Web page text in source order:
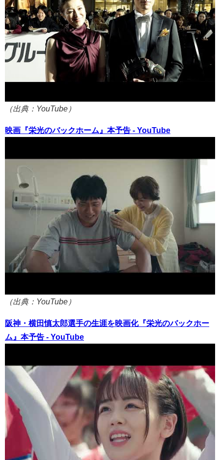
（出典：YouTube）
映画『栄光のバックホーム』本予告 - YouTube
（出典：YouTube）
阪神・横田慎太郎選手の生涯を映画化『栄光のバックホー
ム』本予告 - YouTube